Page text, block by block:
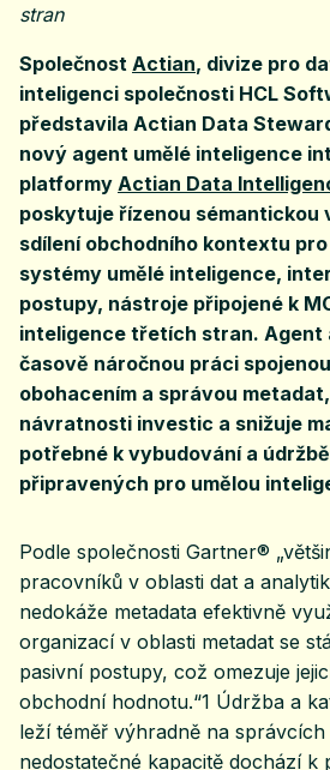
stran
Společnost Actian, divize pro
inteligenci společnosti HCL
představila Actian Data
nový agent umělé inteligence
platformy Actian Data
poskytuje řízenou sémantickou
sdílení obchodního kontextu
systémy umělé inteligence,
postupy, nástroje připojené k
inteligence třetích stran. Agent
časově náročnou práci
obohacením a správou
návratnosti investic a snižuje
potřebné k vybudování a
připravených pro umělou
Podle společnosti Gartner®
pracovníků v oblasti dat a
nedokáže metadata efektivně
organizací v oblasti metadat se
pasivní postupy, což omezuje
obchodní hodnotu.“1 Údržba a
leží téměř výhradně na
nedostatečné kapacitě dochází k